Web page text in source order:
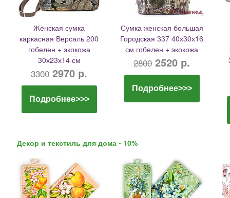
Женская сумка
каркасная Версаль 200
гобелен + экокожа
30х23х14 см
3300 2970 р.
Подробнее>>>
Сумка женская большая
Городская 337 40х30х16
см гобелен + экокожа
2800 2520 р.
Подробнее>>>
Декор и текстиль для дома - 10%